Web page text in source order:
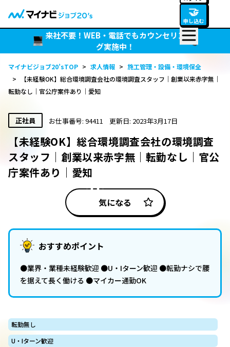
🤝
申し込む
来社不要！WEB・電話でもカウンセリン
グ実施中！
マイナビジョブ20’sTOP > 求人情報 > 施工管理・設備・環境保全
>
【未経験OK】総合環境調査会社の環境調査スタッフ｜創業以来赤字無｜
転勤なし｜官公庁案件あり｜愛知
正社員 お仕事番号: 94411 更新日: 2023年3月17日
【未経験OK】総合環境調査会社の環境調査
スタッフ｜創業以来赤字無｜転勤なし｜官公
庁案件あり｜愛知
気になる
おすすめポイント
●業界・業種未経験歓迎 ●U・Iターン歓迎 ●転勤ナシで腰
を据えて長く働ける ●マイカー通勤OK
転勤無し
U・Iターン歓迎